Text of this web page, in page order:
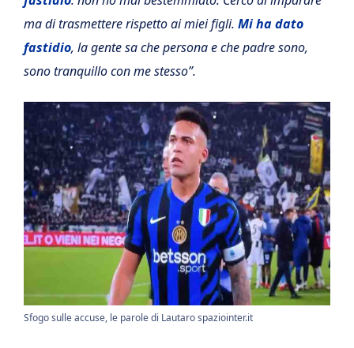
ma di trasmettere rispetto ai miei figli. Mi ha dato
fastidio, la gente sa che persona e che padre sono,
sono tranquillo con me stesso”.
Sfogo sulle accuse, le parole di Lautaro spaziointer.it